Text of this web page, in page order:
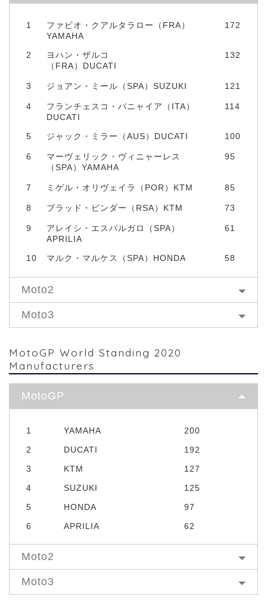
1
ファビオ・クアルタラロー（FRA）
YAMAHA
172
2
ヨハン・ザルコ
（FRA）DUCATI
132
3 ジョアン・ミール（SPA）SUZUKI 121
4
フランチェスコ・バニャイア（ITA）
DUCATI
114
5 ジャック・ミラー（AUS）DUCATI 100
6
マーヴェリック・ヴィニャーレス
（SPA）YAMAHA
95
7 ミゲル・オリヴェイラ（POR）KTM 85
8 ブラッド・ビンダー（RSA）KTM 73
9
アレイシ・エスパルガロ（SPA）
APRILIA
61
10 マルク・マルケス（SPA）HONDA 58
Moto2
Moto3
MotoGP World Standing 2020
Manufacturers
MotoGP
1 YAMAHA
200
2
DUCATI
192
3
KTM
127
4
SUZUKI
125
5
HONDA
97
6
APRILIA 62
Moto2
Moto3